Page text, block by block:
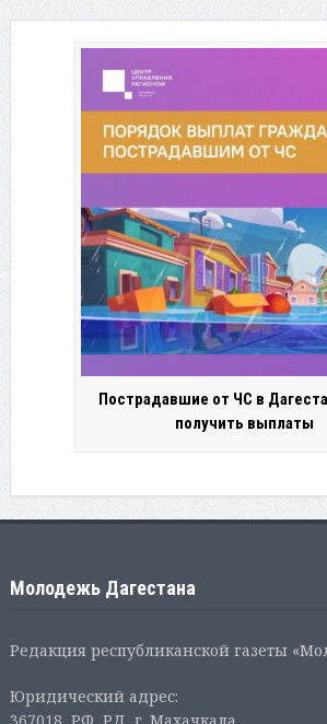
Пострадавшие от ЧС в
получить выплаты
Молодежь Дагестана
Редакция республиканской газеты
Юридический адрес:
367018, РФ, РД, г. Махачкала,